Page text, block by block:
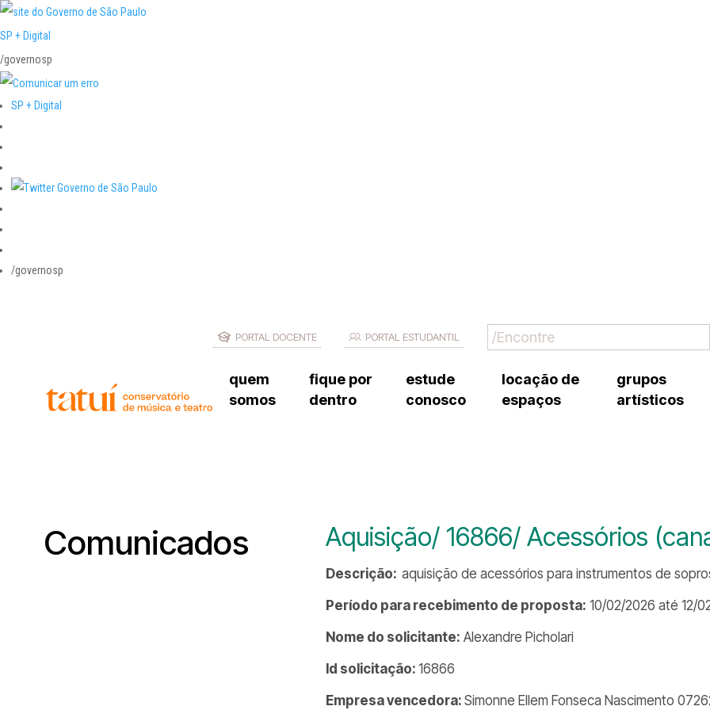
SP + Digital
/governosp
SP + Digital
/governosp
PORTAL DOCENTE PORTAL ESTUDANTIL
quem
somos
fique por
dentro
estude
conosco
locação de
espaços
grupos
artísticos
trabalhe
Comunicados Aquisição/ 16866/ Acessórios
Descrição:aquisição de acessórios para instrumentos de
Período para recebimento de proposta: 10/02/2026 até 12/
Nome do solicitante: Alexandre Picholari
Id solicitação:16866
Empresa vencedora:Simonne Ellem Fonseca Nascimento